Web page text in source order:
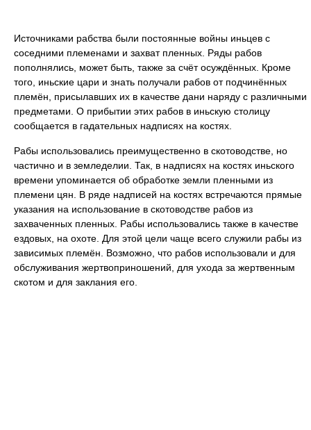
Источниками рабства были постоянные войны иньцев с
соседними племенами и захват пленных. Ряды рабов
пополнялись, может быть, также за счёт осуждённых. Кроме
того, иньские цари и знать получали рабов от подчинённых
племён, присылавших их в качестве дани наряду с различными
предметами. О прибытии этих рабов в иньскую столицу
сообщается в гадательных надписях на костях.
Рабы использовались преимущественно в скотоводстве, но
частично и в земледелии. Так, в надписях на костях иньского
времени упоминается об обработке земли пленными из
племени цян. В ряде надписей на костях встречаются прямые
указания на использование в скотоводстве рабов из
захваченных пленных. Рабы использовались также в качестве
ездовых, на охоте. Для этой цели чаще всего служили рабы из
зависимых племён. Возможно, что рабов использовали и для
обслуживания жертвоприношений, для ухода за жертвенным
скотом и для заклания его.